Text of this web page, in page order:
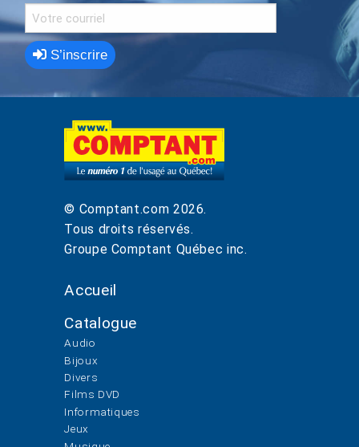
S’inscrire
© Comptant.com 2026.
Tous droits réservés.
Groupe Comptant Québec inc.
Accueil
Catalogue
Audio
Bijoux
Divers
Films DVD
Informatiques
Jeux